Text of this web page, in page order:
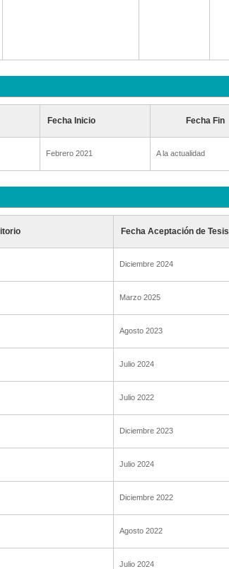
Fecha Inicio Fecha Fin
Febrero 2021 A la actualidad
Fecha Aceptación de Tesis
Diciembre 2024
Marzo 2025
Agosto 2023
Julio 2024
Julio 2022
Diciembre 2023
Julio 2024
Diciembre 2022
Agosto 2022
Julio 2024